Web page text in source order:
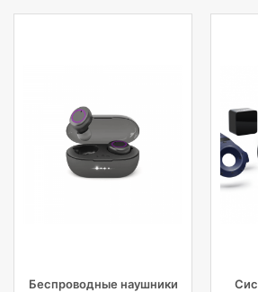
Беспроводные наушники